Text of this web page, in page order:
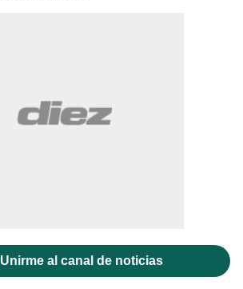
Unirme al canal de noticias